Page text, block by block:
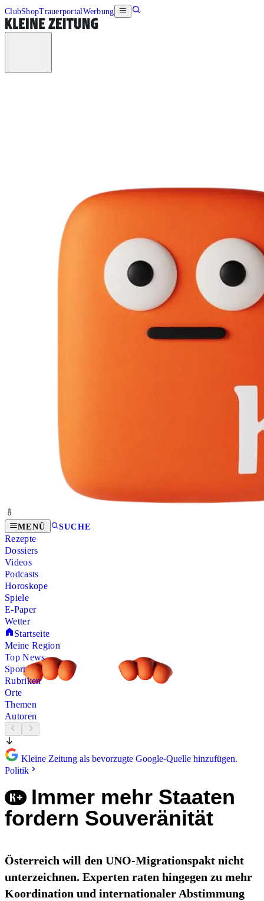
ClubShopTrauerportalWerbung
MENÜ SUCHE
Rezepte
Dossiers
Videos
Podcasts
Horoskope
Spiele
E-Paper
Wetter
Startseite
Meine Region
Top News
Sport
Rubriken
Orte
Themen
Autoren
Kleine Zeitung als bevorzugte Google-Quelle hinzufügen.
Politik
Immer mehr Staaten
fordern Souveränität
Österreich will den UNO-Migrationspakt nicht
unterzeichnen. Experten raten hingegen zu mehr
Koordination und internationaler Abstimmung